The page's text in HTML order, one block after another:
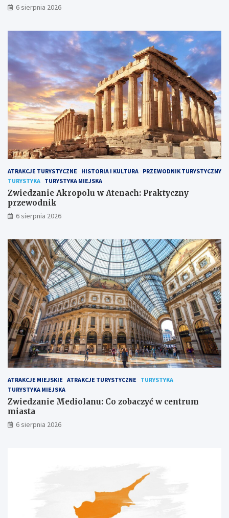
6 sierpnia 2026
ATRAKCJE TURYSTYCZNE HISTORIA I KULTURA PRZEWODNIK TURYSTYCZNY
TURYSTYKA TURYSTYKA MIEJSKA
Zwiedzanie Akropolu w Atenach: Praktyczny
przewodnik
6 sierpnia 2026
ATRAKCJE MIEJSKIE ATRAKCJE TURYSTYCZNE
TURYSTYKA
TURYSTYKA MIEJSKA
Zwiedzanie Mediolanu: Co zobaczyć w centrum
miasta
6 sierpnia 2026